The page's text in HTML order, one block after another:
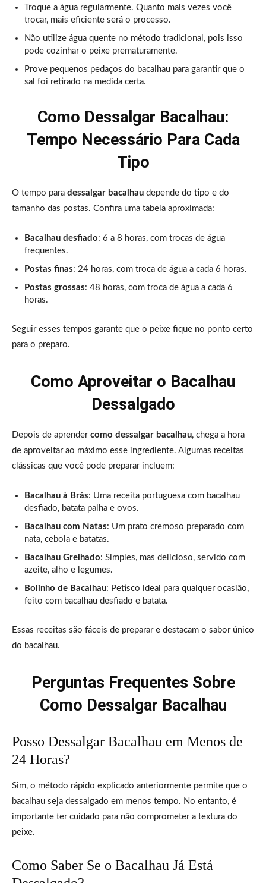
Troque a água regularmente. Quanto mais vezes você
trocar, mais eficiente será o processo.
Não utilize água quente no método tradicional, pois isso
pode cozinhar o peixe prematuramente.
Prove pequenos pedaços do bacalhau para garantir que o
sal foi retirado na medida certa.
Como Dessalgar Bacalhau:
Tempo Necessário Para Cada
Tipo
O tempo para dessalgar bacalhau depende do tipo e do
tamanho das postas. Confira uma tabela aproximada:
Bacalhau desfiado: 6 a 8 horas, com trocas de água
frequentes.
Postas finas: 24 horas, com troca de água a cada 6 horas.
Postas grossas: 48 horas, com troca de água a cada 6
horas.
Seguir esses tempos garante que o peixe fique no ponto certo
para o preparo.
Como Aproveitar o Bacalhau
Dessalgado
Depois de aprender como dessalgar bacalhau, chega a hora
de aproveitar ao máximo esse ingrediente. Algumas receitas
clássicas que você pode preparar incluem:
Bacalhau à Brás: Uma receita portuguesa com bacalhau
desfiado, batata palha e ovos.
Bacalhau com Natas: Um prato cremoso preparado com
nata, cebola e batatas.
Bacalhau Grelhado: Simples, mas delicioso, servido com
azeite, alho e legumes.
Bolinho de Bacalhau: Petisco ideal para qualquer ocasião,
feito com bacalhau desfiado e batata.
Essas receitas são fáceis de preparar e destacam o sabor único
do bacalhau.
Perguntas Frequentes Sobre
Como Dessalgar Bacalhau
Posso Dessalgar Bacalhau em Menos de
24 Horas?
Sim, o método rápido explicado anteriormente permite que o
bacalhau seja dessalgado em menos tempo. No entanto, é
importante ter cuidado para não comprometer a textura do
peixe.
Como Saber Se o Bacalhau Já Está